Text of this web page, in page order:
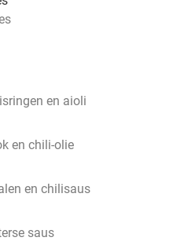
en aioli
en chili-olie
en chilisaus
saus